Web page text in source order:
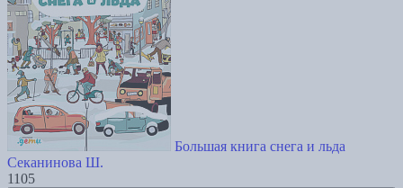
Большая книга снега и льда
Секанинова Ш.
1105